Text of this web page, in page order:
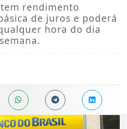
rendimento
de juros e poderá
hora do dia